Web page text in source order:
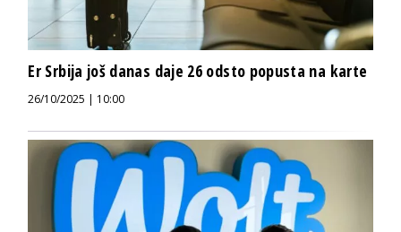
Er Srbija još danas daje 26 odsto popusta na karte
26/10/2025 | 10:00